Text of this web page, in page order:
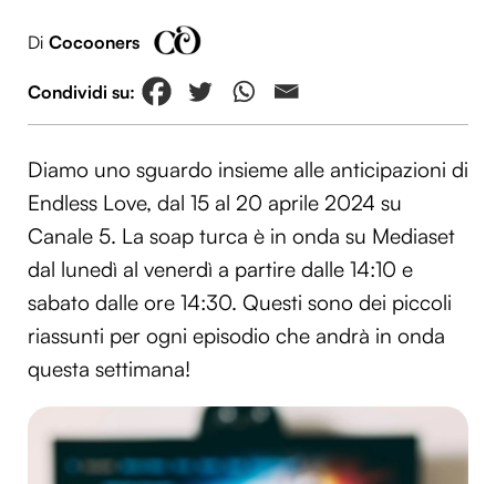
Di Cocooners
Diamo uno sguardo insieme alle anticipazioni di
Endless Love, dal 15 al 20 aprile 2024 su
Canale 5. La soap turca è in onda su Mediaset
dal lunedì al venerdì a partire dalle 14:10 e
sabato dalle ore 14:30. Questi sono dei piccoli
riassunti per ogni episodio che andrà in onda
questa settimana!